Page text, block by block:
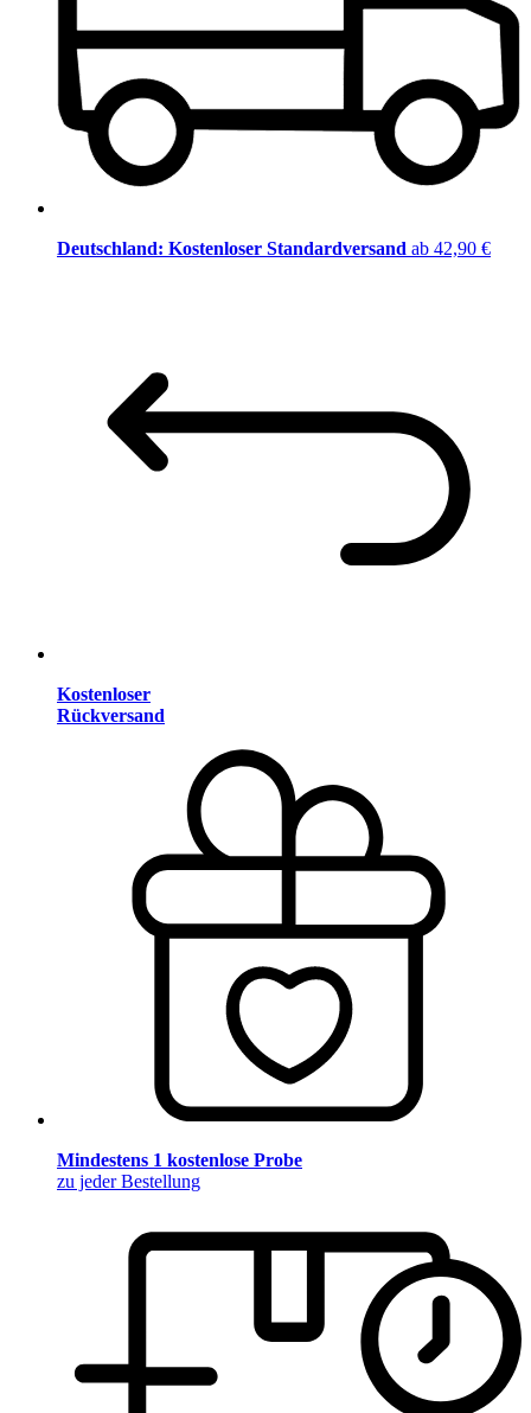
Deutschland: Kostenloser Standardversand ab 42,90 €
Kostenloser
Rückversand
Mindestens 1 kostenlose Probe
zu jeder Bestellung